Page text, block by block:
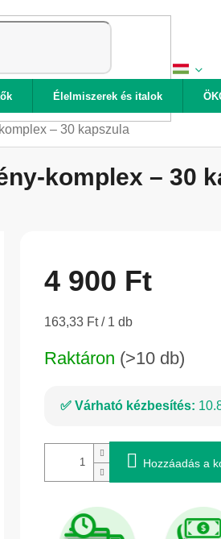
Élelmiszerek és italok
– 30 kapszula
komplex – 30
4 900 Ft
Egységár:
163,33 Ft / 1 db
Raktáron (>10 db)
Várható kézbesítés:
Hozzáadás a